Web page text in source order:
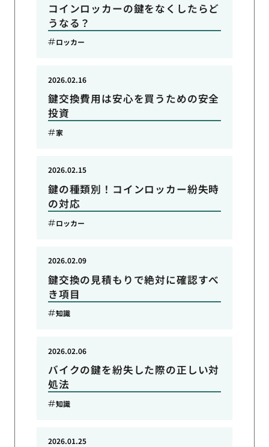
コインロッカーの鍵をなくしたらど
うなる？
ロッカー
鍵交換費用は安心を買うための安全
投資
2026.02.16
家
鍵の種類別！コインロッカー紛失時
の対応
2026.02.15
ロッカー
鍵交換の見積もりで絶対に確認すべ
き項目
2026.02.09
知識
バイクの鍵を紛失した際の正しい対
処法
2026.02.06
知識
2026.01.25